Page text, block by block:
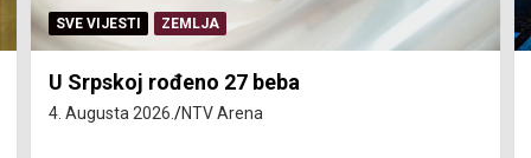
SVE VIJESTI ZEMLJA
U Srpskoj rođeno 27 beba
4. Augusta 2026. NTV Arena